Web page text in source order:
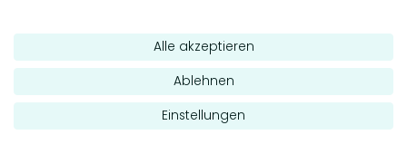
Alle akzeptieren
Ablehnen
Einstellungen